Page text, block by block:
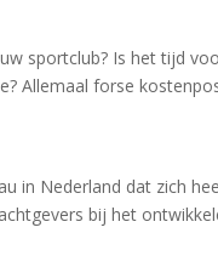
sportclub? Is het tijd
Allemaal forse
in Nederland dat zich
bij het